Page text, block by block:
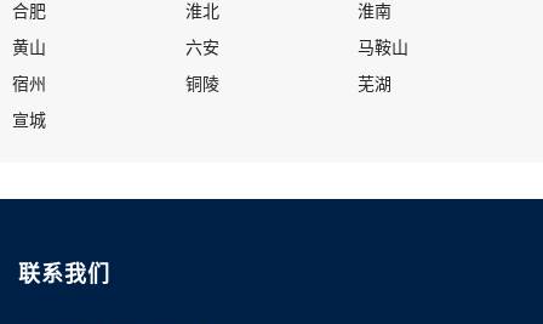
合肥
淮北
淮南
黄山
六安
马鞍山
宿州
铜陵
芜湖
宣城
联系我们